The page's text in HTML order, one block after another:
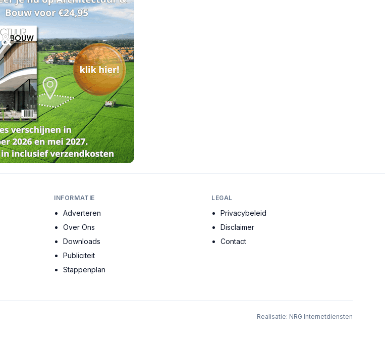
INFORMATIE
Adverteren
Over Ons
Downloads
Publiciteit
Stappenplan
LEGAL
Privacybeleid
Disclaimer
Contact
Realisatie: NRG Internetdiensten